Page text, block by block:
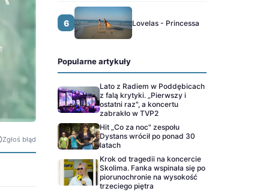
Zgłoś błąd
6 Lovelas - Princessa
Popularne artykuły
Lato z Radiem w Poddębicach
z falą krytyki. „Pierwszy i
ostatni raz", a koncertu
zabrakło w TVP2
Hit „Co za noc" zespołu
Dystans wrócił po ponad 30
latach
Krok od tragedii na koncercie
Skolima. Fanka wspinała się po
piorunochronie na wysokość
trzeciego piętra